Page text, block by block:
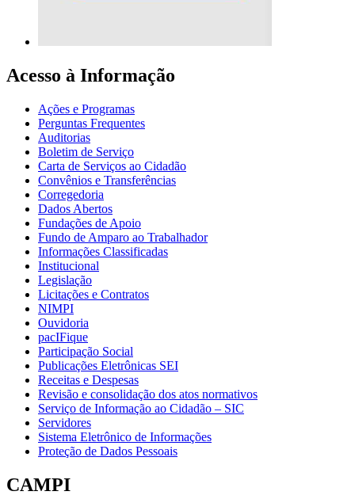
Acesso à Informação
Ações e Programas
Perguntas Frequentes
Auditorias
Boletim de Serviço
Carta de Serviços ao Cidadão
Convênios e Transferências
Corregedoria
Dados Abertos
Fundações de Apoio
Fundo de Amparo ao Trabalhador
Informações Classificadas
Institucional
Legislação
Licitações e Contratos
NIMPI
Ouvidoria
pacIFique
Participação Social
Publicações Eletrônicas SEI
Receitas e Despesas
Revisão e consolidação dos atos normativos
Serviço de Informação ao Cidadão – SIC
Servidores
Sistema Eletrônico de Informações
Proteção de Dados Pessoais
CAMPI